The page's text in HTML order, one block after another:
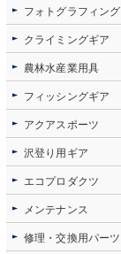
フォトグラフィング
クライミングギア
農林水産業用具
フィッシングギア
アクアスポーツ
沢登り用ギア
エコプロダクツ
メンテナンス
修理・交換用パーツ